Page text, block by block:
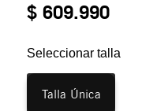
$ 609.990
Seleccionar talla
Talla Única